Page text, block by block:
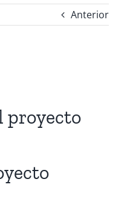
Anterior
proyecto